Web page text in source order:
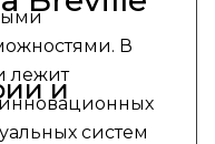
В
лежит
систем
и